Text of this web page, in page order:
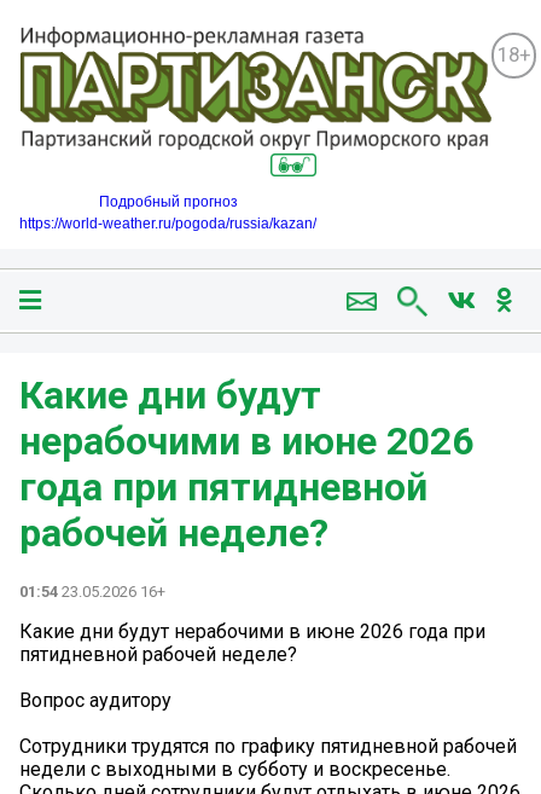
18+
Подробный прогноз
https://world-weather.ru/pogoda/russia/kazan/
Какие дни будут
нерабочими в июне 2026
года при пятидневной
рабочей неделе?
01:54 23.05.2026 16+
Какие дни будут нерабочими в июне 2026 года при
пятидневной рабочей неделе?
Вопрос аудитору
Сотрудники трудятся по графику пятидневной рабочей
недели с выходными в субботу и воскресенье.